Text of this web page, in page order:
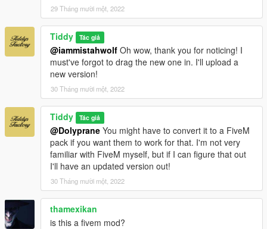
29 Tháng mười một, 2022
Tiddy Tác giả
@iammistahwolf Oh wow, thank you for noticing! I
must've forgot to drag the new one in. I'll upload a
new version!
30 Tháng mười một, 2022
Tiddy Tác giả
@Dolyprane You might have to convert it to a FiveM
pack if you want them to work for that. I'm not very
familiar with FiveM myself, but if I can figure that out
I'll have an updated version out!
30 Tháng mười một, 2022
thamexikan
is this a fivem mod?